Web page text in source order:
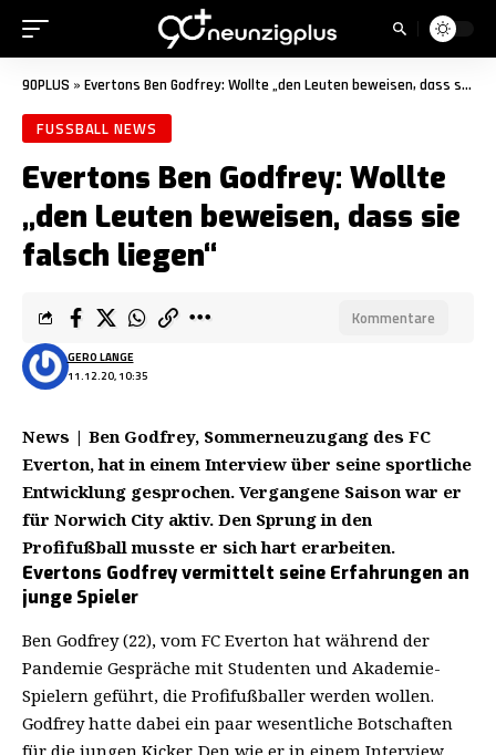
90PLUS » Evertons Ben Godfrey: Wollte „den Leuten beweisen, dass sie falsch liegen“
FUSSBALL NEWS
Evertons Ben Godfrey: Wollte
„den Leuten beweisen, dass sie
falsch liegen“
11.12.20, 10:35
GERO LANGE
Kommentare
News | Ben Godfrey, Sommerneuzugang des FC
Everton, hat in einem Interview über seine sportliche
Entwicklung gesprochen. Vergangene Saison war er
für Norwich City aktiv. Den Sprung in den
Profifußball musste er sich hart erarbeiten.
Evertons Godfrey vermittelt seine Erfahrungen an
junge Spieler
Ben Godfrey (22), vom FC Everton hat während der
Pandemie Gespräche mit Studenten und Akademie-
Spielern geführt, die Profifußballer werden wollen.
Godfrey hatte dabei ein paar wesentliche Botschaften